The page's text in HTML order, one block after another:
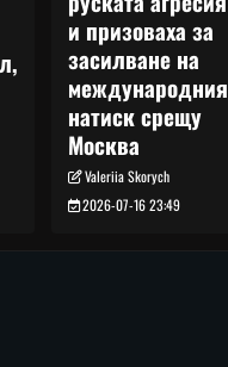
и призоваха за
засилване на
международния
натиск срещу
Москва
Valeriia Skorych
2026-07-16 23:49